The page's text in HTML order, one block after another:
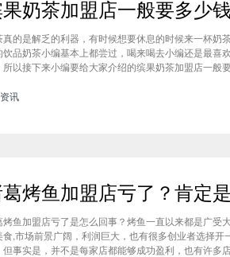
真的是解乏的利器，有时候想要休息的时候来一杯奶
饮品奶茶小编基本上都尝过，喝来喝去小编还是最喜
所以接下来小编要给大家介绍的缤果奶茶加盟店一般
选择，所以感兴趣的话就跟着小编的步伐来了解一下
资讯
烤鱼加盟店亏了是怎么回事？烤鱼一直以来都是广受
食,市场前景广阔，利润巨大，也有很多创业者选择开
但事实是，并不是每家店都能够成功盈利，也有许多